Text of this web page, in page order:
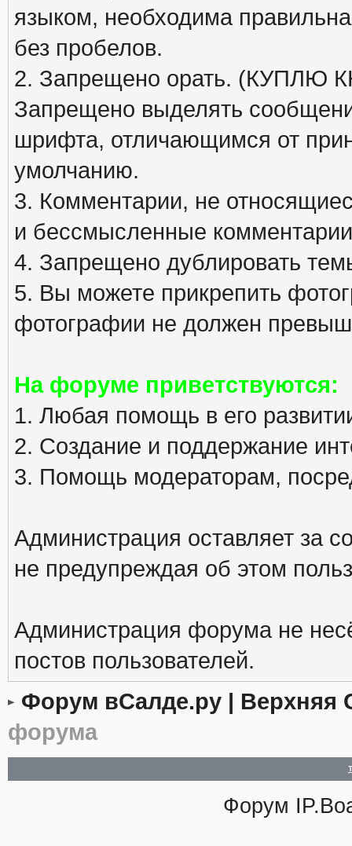
языком, необходима
без пробелов.
2. Запрещено орать. (КУПЛЮ
Запрещено выделять
шрифта, отличающимся от
умолчанию.
3. Комментарии, не
и бессмысленные
4. Запрещено дублировать
5. Вы можете прикрепить
фотографии не должен
На форуме приветствуются:
1. Любая помощь в его
2. Создание и поддержание
3. Помощь модераторам,
Администрация оставляет за
не предупреждая об этом
Администрация форума не
постов пользователей.
Форум вСалде.ру | Верхняя
форума
Форум